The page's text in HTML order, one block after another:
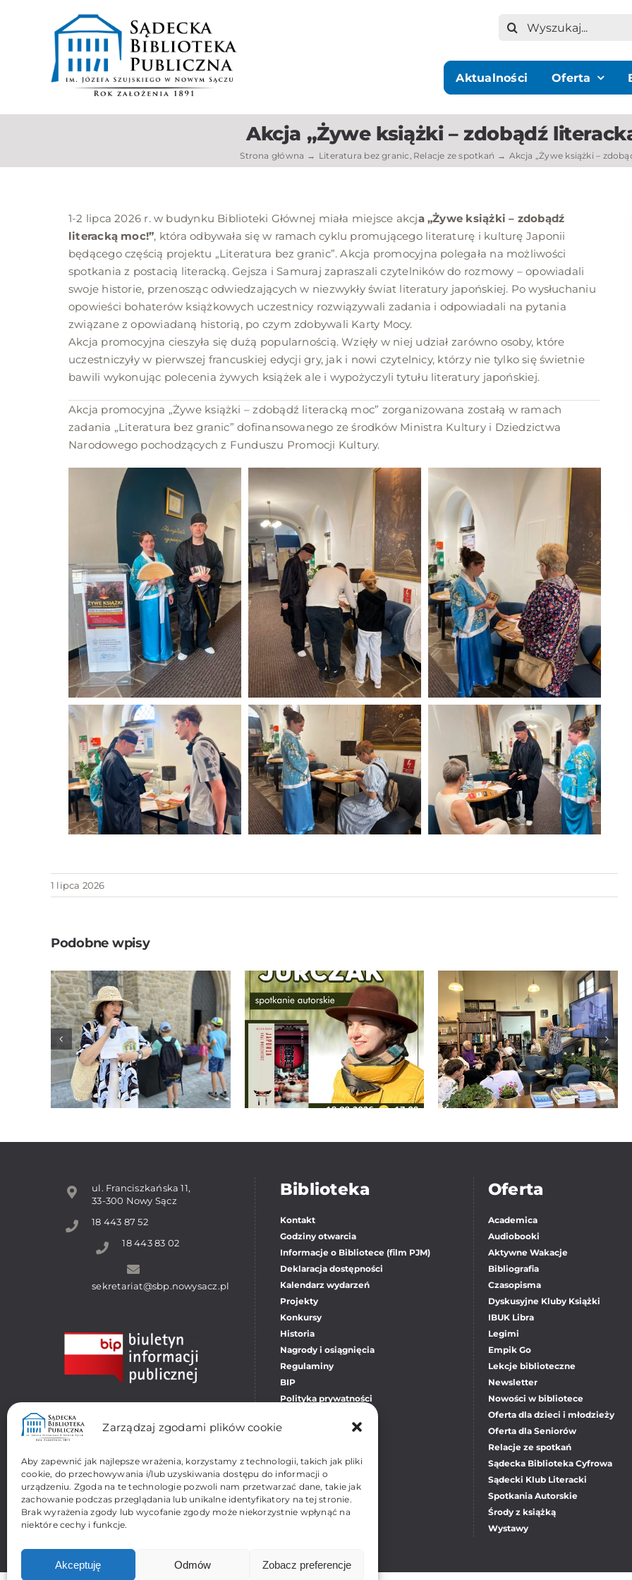
Zarządzaj zgodami plików cookie
Aby zapewnić jak najlepsze wrażenia, korzystamy z technologii, takich jak pliki
cookie, do przechowywania i/lub uzyskiwania dostępu do informacji o
urządzeniu. Zgoda na te technologie pozwoli nam przetwarzać dane, takie jak
zachowanie podczas przeglądania lub unikalne identyfikatory na tej stronie.
Brak wyrażenia zgody lub wycofanie zgody może niekorzystnie wpłynąć na
niektóre cechy i funkcje.
Akceptuję Odmów Zobacz preferencje
zawartości
Szukaj
Aktualności Oferta
Akcja „Żywe książki – zdobądź
Strona główna Literatura bez granic Relacje ze spotkań Akcja „Żywe książki –
1-2 lipca 2026 r. w budynku Biblioteki Głównej miała miejsce akcja „Żywe książki – zdobądź
literacką moc!”, która odbywała się w ramach cyklu promującego literaturę i kulturę Japonii
będącego częścią projektu „Literatura bez granic”. Akcja promocyjna polegała na możliwości
spotkania z postacią literacką. Gejsza i Samuraj zapraszali czytelników do rozmowy – opowiadali
swoje historie, przenosząc odwiedzających w niezwykły świat literatury japońskiej. Po wysłuchaniu
opowieści bohaterów książkowych uczestnicy rozwiązywali zadania i odpowiadali na pytania
związane z opowiadaną historią, po czym zdobywali Karty Mocy.
Akcja promocyjna cieszyła się dużą popularnością. Wzięły w niej udział zarówno osoby, które
uczestniczyły w pierwszej francuskiej edycji gry, jak i nowi czytelnicy, którzy nie tylko się świetnie
bawili wykonując polecenia żywych książek ale i wypożyczyli tytułu literatury japońskiej.
Akcja promocyjna „Żywe książki – zdobądź literacką moc” zorganizowana zostałą w ramach
zadania „Literatura bez granic” dofinansowanego ze środków Ministra Kultury i Dziedzictwa
Narodowego pochodzących z Funduszu Promocji Kultury.
1 lipca 2026
Podobne wpisy
„Tropem
nowosądeckich
legend”
Spotkanie
autorskie z Zofią
Jurczak
JAPONIA BEZ
STEREOTYPÓW –
spotkanie
autorskie z Piotrem
Milewskim
ul. Franciszkańska 11,
33-300 Nowy Sącz
18 443 87 52
18 443 83 02
sekretariat@sbp.nowysacz.pl
Biblioteka
Kontakt
Godziny otwarcia
Informacje o Bibliotece (film PJM)
Deklaracja dostępności
Kalendarz wydarzeń
Projekty
Konkursy
Historia
Nagrody i osiągnięcia
Regulaminy
BIP
Polityka prywatności
Oferta
Academica
Audiobooki
Aktywne Wakacje
Bibliografia
Czasopisma
Dyskusyjne Kluby Książki
IBUK Libra
Legimi
Empik Go
Lekcje biblioteczne
Newsletter
Nowości w bibliotece
Oferta dla dzieci i młodzieży
Oferta dla Seniorów
Relacje ze spotkań
Sądecka Biblioteka Cyfrowa
Sądecki Klub Literacki
Spotkania Autorskie
Środy z książką
Wystawy